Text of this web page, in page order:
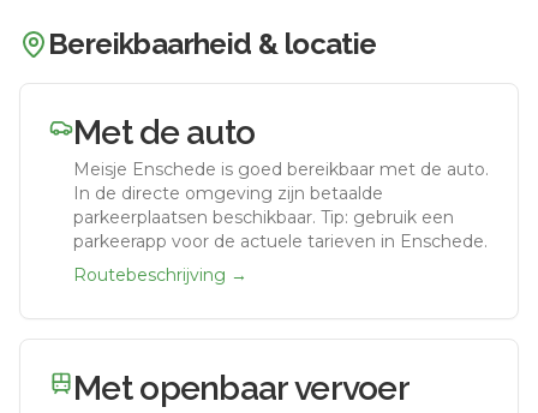
Bereikbaarheid & locatie
Met de auto
Meisje Enschede is goed bereikbaar met de auto.
In de directe omgeving zijn betaalde
parkeerplaatsen beschikbaar. Tip: gebruik een
parkeerapp voor de actuele tarieven in Enschede.
Routebeschrijving →
Met openbaar vervoer